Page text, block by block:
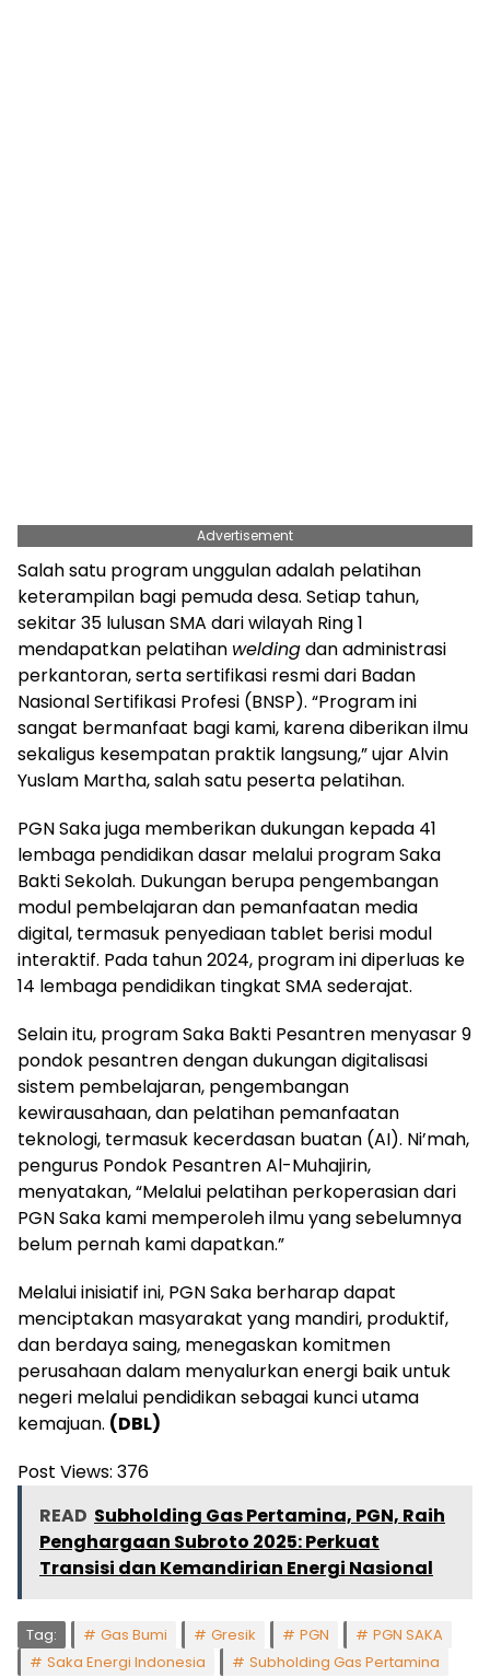
Advertisement
Salah satu program unggulan adalah pelatihan
keterampilan bagi pemuda desa. Setiap tahun,
sekitar 35 lulusan SMA dari wilayah Ring 1
mendapatkan pelatihan weldingdan administrasi
perkantoran, serta sertifikasi resmi dari Badan
Nasional Sertifikasi Profesi (BNSP). “Program ini
sangat bermanfaat bagi kami, karena diberikan ilmu
sekaligus kesempatan praktik langsung,” ujar Alvin
Yuslam Martha, salah satu peserta pelatihan.
PGN Saka juga memberikan dukungan kepada 41
lembaga pendidikan dasar melalui program Saka
Bakti Sekolah. Dukungan berupa pengembangan
modul pembelajaran dan pemanfaatan media
digital, termasuk penyediaan tablet berisi modul
interaktif. Pada tahun 2024, program ini diperluas ke
14 lembaga pendidikan tingkat SMA sederajat.
Selain itu, program Saka Bakti Pesantren menyasar 9
pondok pesantren dengan dukungan digitalisasi
sistem pembelajaran, pengembangan
kewirausahaan, dan pelatihan pemanfaatan
teknologi, termasuk kecerdasan buatan (AI). Ni’mah,
pengurus Pondok Pesantren Al-Muhajirin,
menyatakan, “Melalui pelatihan perkoperasian dari
PGN Saka kami memperoleh ilmu yang sebelumnya
belum pernah kami dapatkan.”
Melalui inisiatif ini, PGN Saka berharap dapat
menciptakan masyarakat yang mandiri, produktif,
dan berdaya saing, menegaskan komitmen
perusahaan dalam menyalurkan energi baik untuk
negeri melalui pendidikan sebagai kunci utama
kemajuan. (DBL)
Post Views: 376
READ Subholding Gas Pertamina, PGN, Raih
Penghargaan Subroto 2025: Perkuat
Transisi dan Kemandirian Energi Nasional
Tag: Gas Bumi Gresik PGN
PGN SAKA
Saka Energi Indonesia
Subholding Gas Pertamina